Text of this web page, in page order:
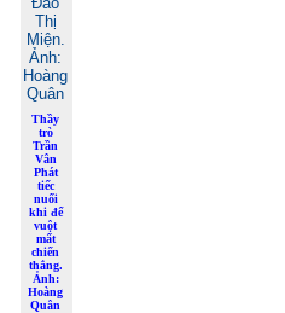
Thầy
trò
Trần
Vân
Phát
tiếc
nuối
khi để
vuột
mất
chiến
thắng.
Ảnh:
Hoàng
Quân